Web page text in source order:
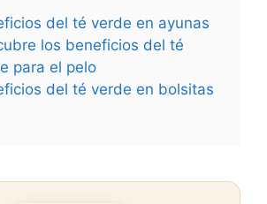
del té verde en ayunas
los beneficios del té
para el pelo
del té verde en bolsitas